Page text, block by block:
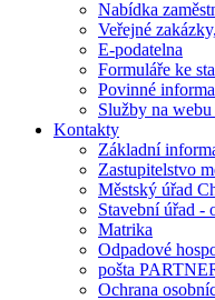
Nabídka
Veřejné
E-podatelna
Formuláře ke
Povinné
Služby na
Kontakty
Základní
Zastupitelstvo
Městský úřad
Stavební úřad -
Matrika
Odpadové
pošta
Ochrana